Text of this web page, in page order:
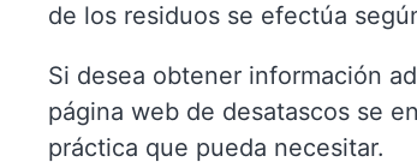
de los residuos se efectúa
Si desea obtener información
página web de desatascos se
práctica que pueda necesitar.